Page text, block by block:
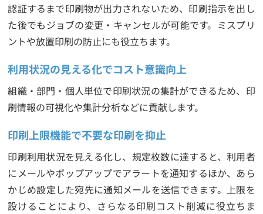
認証するまで印刷物が出力されないため、印刷指示を出し
た後でもジョブの変更・キャンセルが可能です。ミスプリ
ントや放置印刷の防止にも役立ちます。
利用状況の見える化でコスト意識向上
組織・部門・個人単位で印刷状況の集計ができるため、印
刷情報の可視化や集計分析などに貢献します。
印刷上限機能で不要な印刷を抑止
印刷利用状況を見える化し、規定枚数に達すると、利用者
にメールやポップアップでアラートを通知するほか、あら
かじめ設定した宛先に通知メールを送信できます。上限を
設けることにより、さらなる印刷コスト削減に役立ちま